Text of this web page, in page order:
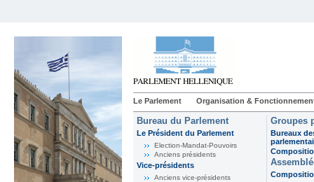
Le Parlement Organisation &
Bureau du Parlement
Le Président du Parlement
Election-Mandat-Pouvoirs
Anciens présidents
Vice-présidents
Anciens vice-présidents
Groupes
Bureaux